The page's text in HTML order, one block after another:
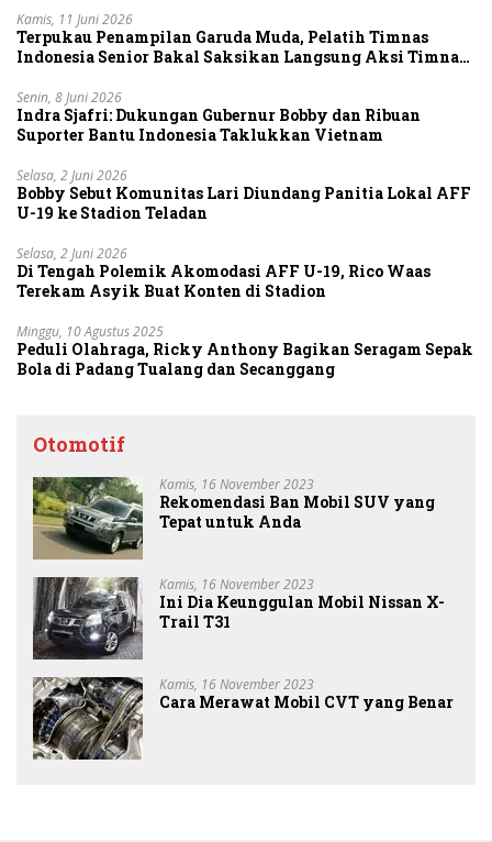
Kamis, 11 Juni 2026
Terpukau Penampilan Garuda Muda, Pelatih Timnas
Indonesia Senior Bakal Saksikan Langsung Aksi Timnas
Senin, 8 Juni 2026
Indra Sjafri: Dukungan Gubernur Bobby dan Ribuan
Suporter Bantu Indonesia Taklukkan Vietnam
Selasa, 2 Juni 2026
Bobby Sebut Komunitas Lari Diundang Panitia Lokal AFF
U-19 ke Stadion Teladan
Selasa, 2 Juni 2026
Di Tengah Polemik Akomodasi AFF U-19, Rico Waas
Terekam Asyik Buat Konten di Stadion
Minggu, 10 Agustus 2025
Peduli Olahraga, Ricky Anthony Bagikan Seragam Sepak
Bola di Padang Tualang dan Secanggang
Otomotif
Kamis, 16 November 2023
Rekomendasi Ban Mobil SUV yang
Tepat untuk Anda
Kamis, 16 November 2023
Ini Dia Keunggulan Mobil Nissan X-
Trail T31
Kamis, 16 November 2023
Cara Merawat Mobil CVT yang Benar